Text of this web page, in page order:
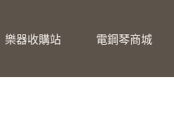
樂器收購站 電鋼琴商城